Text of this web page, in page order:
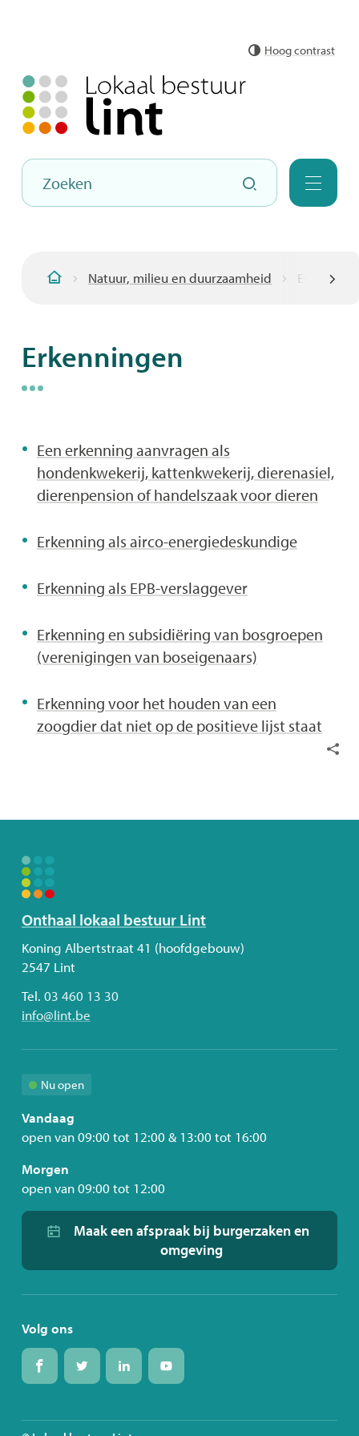
Hoog contrast
Hoe
kunnen
we
Zoeken
Menu
Natuur, milieu en duurzaamheid
Erkenningen
Thema's
Een erkenning aanvragen als
hondenkwekerij, kattenkwekerij, dierenasiel,
dierenpension of handelszaak voor dieren
Erkenning als airco-energiedeskundige
Erkenning als EPB-verslaggever
Erkenning en subsidiëring van bosgroepen
(verenigingen van boseigenaars)
Erkenning voor het houden van een
zoogdier dat niet op de positieve lijst staat
Volg
ons
Onthaal lokaal bestuur Lint
Adres
Koning Albertstraat 41 (hoofdgebouw)
2547 Lint
Tel. 03 460 13 30
E-
info@lint.be
Nu open
Vandaag
open van09:00 tot 12:00 & 13:00 tot 16:00
Morgen
open van09:00 tot 12:00
Maak een afspraak bij burgerzaken en
omgeving
Volg ons
Volg
ons
Volg
ons
Volg
ons
Volg
ons